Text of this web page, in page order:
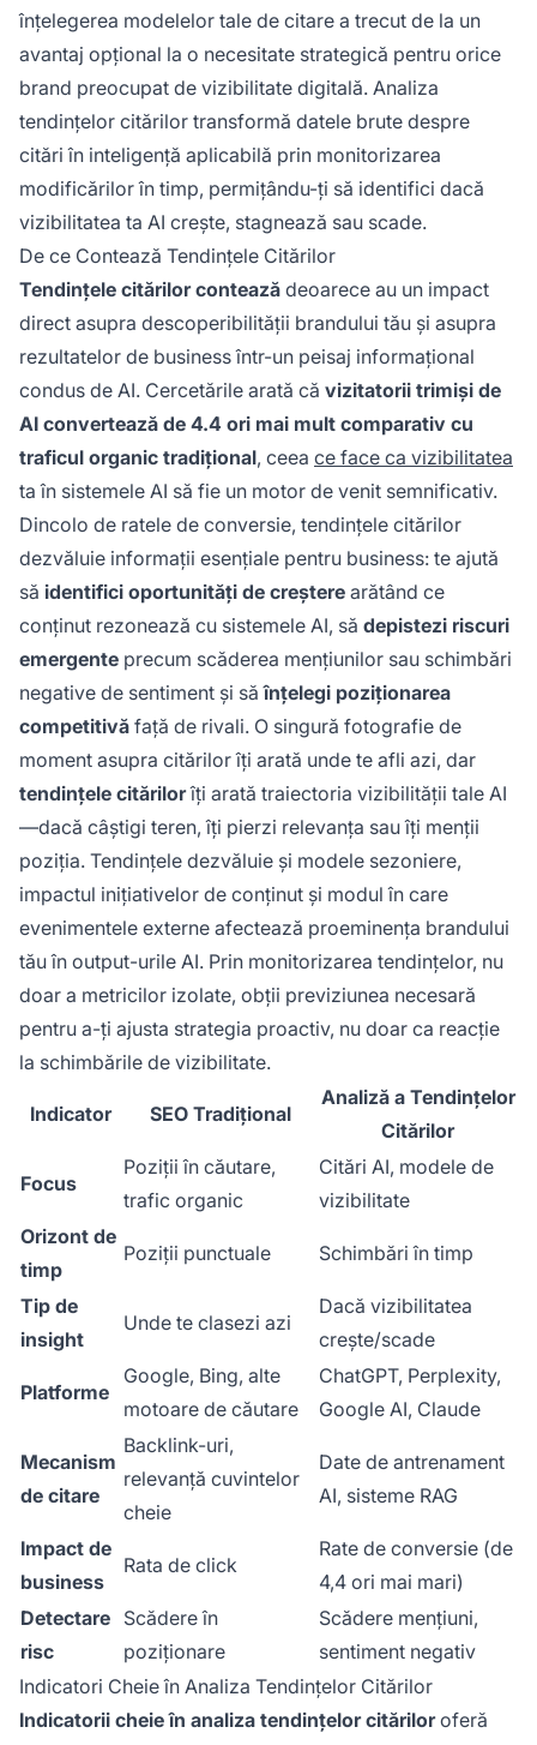
înțelegerea modelelor tale de citare a trecut de la un
avantaj opțional la o necesitate strategică pentru orice
brand preocupat de vizibilitate digitală. Analiza
tendințelor citărilor transformă datele brute despre
citări în inteligență aplicabilă prin monitorizarea
modificărilor în timp, permițându-ți să identifici dacă
vizibilitatea ta AI crește, stagnează sau scade.
De ce Contează Tendințele Citărilor
Tendințele citărilor contează deoarece au un impact
direct asupra descoperibilității brandului tău și asupra
rezultatelor de business într-un peisaj informațional
condus de AI. Cercetările arată că vizitatorii trimiși de
AI convertează de 4.4 ori mai mult comparativ cu
traficul organic tradițional, ceea ce face ca vizibilitatea
ta în sistemele AI să fie un motor de venit semnificativ.
Dincolo de ratele de conversie, tendințele citărilor
dezvăluie informații esențiale pentru business: te ajută
să identifici oportunități de creștere arătând ce
conținut rezonează cu sistemele AI, să depistezi riscuri
emergente precum scăderea mențiunilor sau schimbări
negative de sentiment și săînțelegi poziționarea
competitivă față de rivali. O singură fotografie de
moment asupra citărilor îți arată unde te afli azi, dar
tendințele citărilorîți arată traiectoria vizibilității tale AI
—dacă câștigi teren, îți pierzi relevanța sau îți menții
poziția. Tendințele dezvăluie și modele sezoniere,
impactul inițiativelor de conținut și modul în care
evenimentele externe afectează proeminența brandului
tău în output-urile AI. Prin monitorizarea tendințelor, nu
doar a metricilor izolate, obții previziunea necesară
pentru a-ți ajusta strategia proactiv, nu doar ca reacție
la schimbările de vizibilitate.
Indicator SEO Tradițional
Analiză a Tendințelor
Citărilor
Focus
Poziții în căutare,
trafic organic
Citări AI, modele de
vizibilitate
Orizont de
timp
Poziții punctuale Schimbări în timp
Tip de
insight
Unde te clasezi azi
Dacă vizibilitatea
crește/scade
Platforme
Google, Bing, alte
motoare de căutare
ChatGPT, Perplexity,
Google AI, Claude
Mecanism
de citare
Backlink-uri,
relevanță cuvintelor
cheie
Date de antrenament
AI, sisteme RAG
Impact de
business
Rata de click
Rate de conversie (de
4,4 ori mai mari)
Detectare
risc
Scădere în
poziționare
Scădere mențiuni,
sentiment negativ
Indicatori Cheie în Analiza Tendințelor Citărilor
Indicatorii cheie în analiza tendințelor cităriloroferă